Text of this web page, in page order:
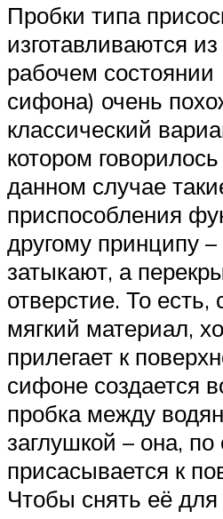
Пробки типа
изготавливаются
рабочем состоянии
сифона) очень
классический
котором
данном случае
приспособления
другому принципу
затыкают, а
отверстие. То есть,
мягкий материал,
прилегает к
сифоне создается
пробка между
заглушкой – она, по
присасывается к
Чтобы снять её